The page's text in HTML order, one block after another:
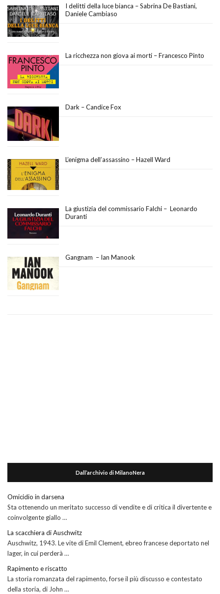
I delitti della luce bianca – Sabrina De Bastiani,
Daniele Cambiaso
La ricchezza non giova ai morti – Francesco Pinto
Dark – Candice Fox
L’enigma dell’assassino – Hazell Ward
La giustizia del commissario Falchi – Leonardo
Duranti
Gangnam – Ian Manook
Dall’archivio di MilanoNera
Omicidio in darsena
Sta ottenendo un meritato successo di vendite e di critica il divertente e
coinvolgente giallo …
La scacchiera di Auschwitz
Auschwitz, 1943. Le vite di Emil Clement, ebreo francese deportato nel
lager, in cui perderà …
Rapimento e riscatto
La storia romanzata del rapimento, forse il più discusso e contestato
della storia, di John …